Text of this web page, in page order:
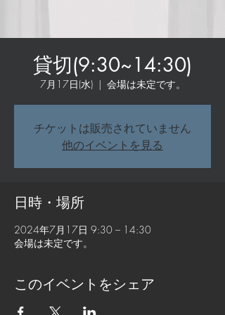
貸切(9:30~14:30)
7月17日(水)
  |
会場は未定です。
チケットは販売されていません
他のイベントを見る
日時・場所
2024年7月17日 9:30 – 14:30
会場は未定です。
このイベントをシェア